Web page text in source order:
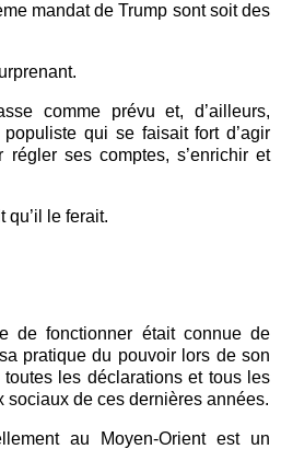
mandat de Trump sont soit des
comme prévu et, d’ailleurs,
populiste qui se faisait fort d’agir
régler ses comptes, s’enrichir et
qu’il le ferait.
de fonctionner était connue de
pratique du pouvoir lors de son
les déclarations et tous les
sociaux de ces dernières années.
au Moyen-Orient est un